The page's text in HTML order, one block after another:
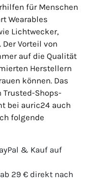
für Menschen
Wearables
Lichtwecker,
Vorteil von
auf die Qualität
Herstellern
können. Das
Trusted-Shops-
bei auric24 auch
folgende
& Kauf auf
29 € direkt nach